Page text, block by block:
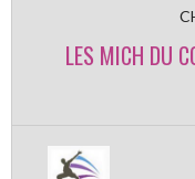
LES MICH DU